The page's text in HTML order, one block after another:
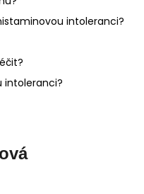
intoleranci?
intoleranci?